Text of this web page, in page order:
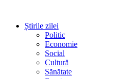
Știrile zilei
Politic
Economie
Social
Cultură
Sănătate